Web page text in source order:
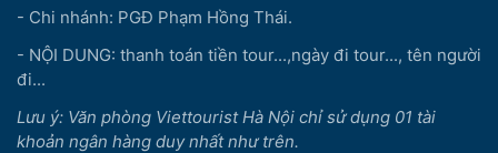
- Chi nhánh: PGĐ Phạm Hồng Thái.
- NỘI DUNG: thanh toán tiền tour...,ngày đi tour..., tên người
đi...
Lưu ý: Văn phòng Viettourist Hà Nội chỉ sử dụng 01 tài
khoản ngân hàng duy nhất như trên.